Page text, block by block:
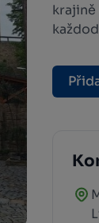
krajině